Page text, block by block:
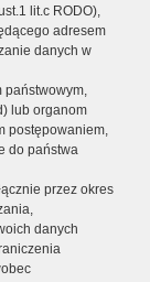
lit.c RODO),
adresem
danych w
państwowym,
lub organom
postępowaniem,
do państwa
przez okres
danych